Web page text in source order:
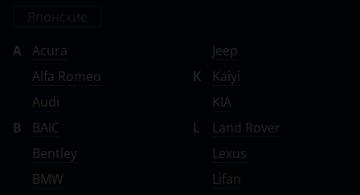
A
Acura
Alfa Romeo
Audi
B
BAIC
Bentley
BMW
Jeep
K
Kaiyi
KIA
L
Land Rover
Lexus
Lifan